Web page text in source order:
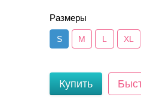
Размеры
S M L XL
Купить